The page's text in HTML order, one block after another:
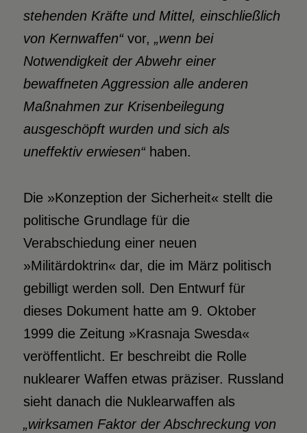
stehenden Kräfte und Mittel, einschließlich
von Kernwaffen“vor, „wenn bei
Notwendigkeit der Abwehr einer
bewaffneten Aggression alle anderen
Maßnahmen zur Krisenbeilegung
ausgeschöpft wurden und sich als
uneffektiv erwiesen“haben.
Die »Konzeption der Sicherheit« stellt die
politische Grundlage für die
Verabschiedung einer neuen
»Militärdoktrin« dar, die im März politisch
gebilligt werden soll. Den Entwurf für
dieses Dokument hatte am 9. Oktober
1999 die Zeitung »Krasnaja Swesda«
veröffentlicht. Er beschreibt die Rolle
nuklearer Waffen etwas präziser. Russland
sieht danach die Nuklearwaffen als
„wirksamen Faktor der Abschreckung von